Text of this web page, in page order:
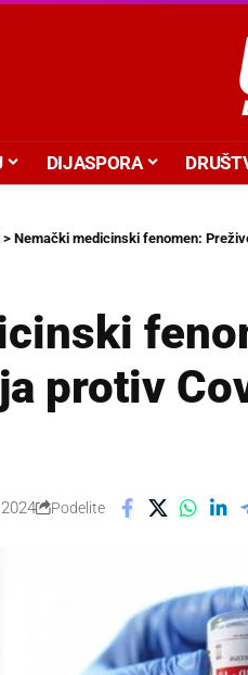
DIJASPORA
> Nemački medicinski fenomen:
protiv
Podelite